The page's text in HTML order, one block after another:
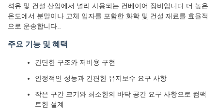
석유 및 건설 산업에서 널리 사용되는 컨베이어 장비입니다.더 높은
온도에서 분말이나 고체 입자를 포함한 화학 및 건설 재료를 효율적
으로 운송합니다..
주요 기능 및 혜택
간단한 구조와 저비용 구현
안정적인 성능과 간편한 유지보수 요구 사항
작은 구간 크기와 최소한의 바닥 공간 요구 사항으로 컴팩
트한 설계